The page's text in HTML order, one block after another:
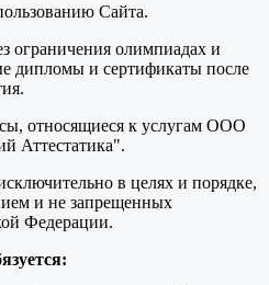
Сайта.
ограничения олимпиадах и
дипломы и сертификаты после
относящиеся к услугам ООО
Аттестатика".
в целях и порядке,
и не запрещенных
Федерации.